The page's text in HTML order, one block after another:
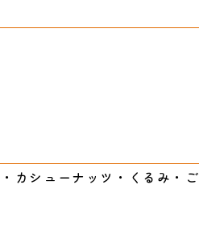
カシューナッツ・くるみ・ご